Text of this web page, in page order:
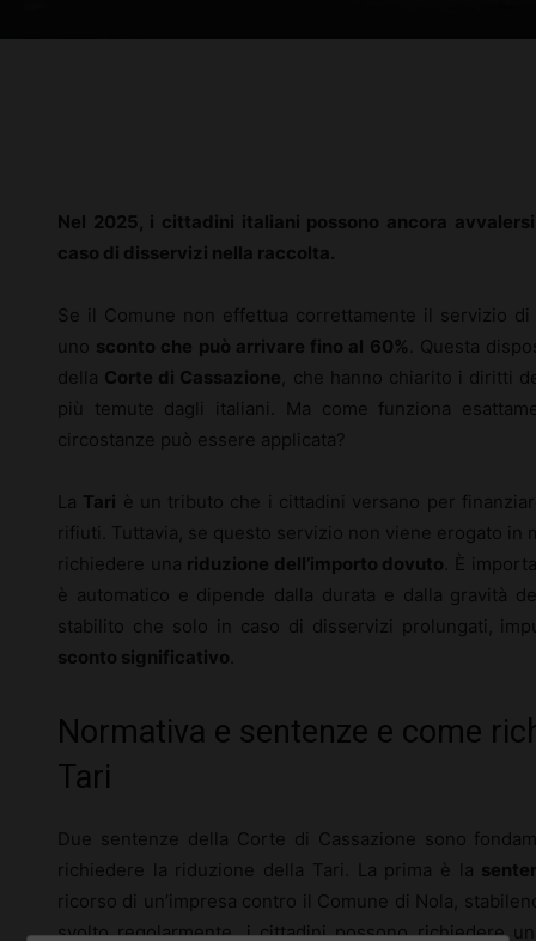
Nel 2025, i cittadini italiani possono ancora
caso di disservizi nella raccolta.
Se il Comune non effettua correttamente il servizio
uno sconto che può arrivare fino al 60% . Questa
della Corte di Cassazione , che hanno chiarito i diritti
più temute dagli italiani. Ma come funziona
circostanze può essere applicata?
La Tari è un tributo che i cittadini versano per
rifiuti. Tuttavia, se questo servizio non viene erogato
richiedere una riduzione dell’importo dovuto . È
è automatico e dipende dalla durata e dalla gravità
stabilito che solo in caso di disservizi prolungati,
sconto significativo
Normativa e sentenze e come
Tari
Due sentenze della Corte di Cassazione sono
richiedere la riduzione della Tari. La prima è la
ricorso di un’impresa contro il Comune di Nola,
svolto regolarmente, i cittadini possono richiedere